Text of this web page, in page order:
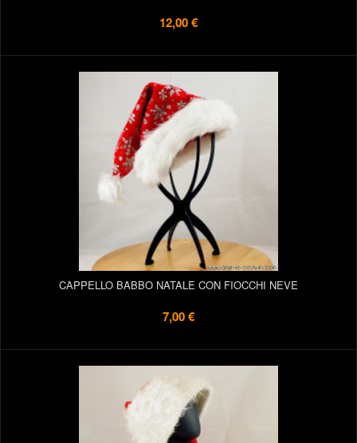
12,00 €
CAPPELLO BABBO NATALE CON FIOCCHI NEVE
7,00 €